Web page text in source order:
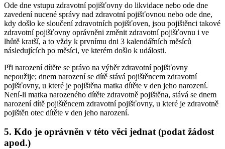
Ode dne vstupu zdravotní pojišťovny do likvidace nebo ode dne
zavedení nucené správy nad zdravotní pojišťovnou nebo ode dne,
kdy došlo ke sloučení zdravotních pojišťoven, jsou pojištěnci takové
zdravotní pojišťovny oprávněni změnit zdravotní pojišťovnu i ve
lhůtě kratší, a to vždy k prvnímu dni 3 kalendářních měsíců
následujících po měsíci, ve kterém došlo k události.
Při narození dítěte se právo na výběr zdravotní pojišťovny
nepoužije; dnem narození se dítě stává pojištěncem zdravotní
pojišťovny, u které je pojištěna matka dítěte v den jeho narození.
Není-li matka narozeného dítěte zdravotně pojištěna, stává se dnem
narození dítě pojištěncem zdravotní pojišťovny, u které je zdravotně
pojištěn otec dítěte v den jeho narození.
5. Kdo je oprávněn v této věci jednat (podat žádost
apod.)